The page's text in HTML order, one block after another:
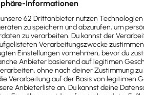
Vorteile: 1. Sie sparen
2. Sie schonen Ihre
um Bewertungen denken
Bestandskunden, erhalten
Weg zu höheren Umsätzen.